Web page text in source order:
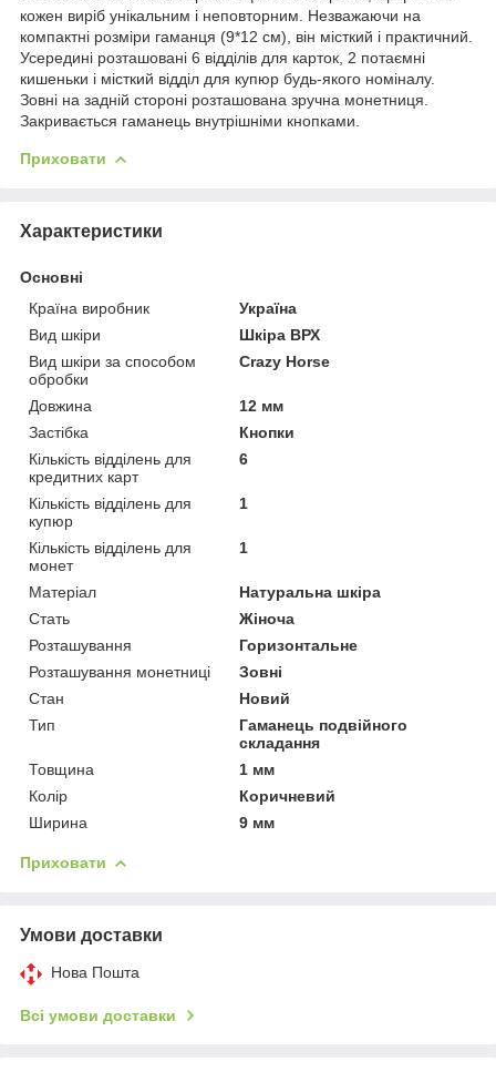
кожен виріб унікальним і неповторним. Незважаючи на
компактні розміри гаманця (9*12 см), він місткий і практичний.
Усередині розташовані 6 відділів для карток, 2 потаємні
кишеньки і місткий відділ для купюр будь-якого номіналу.
Зовні на задній стороні розташована зручна монетниця.
Закривається гаманець внутрішніми кнопками.
Приховати
Характеристики
Основні
Країна виробник
Україна
Вид шкіри
Шкіра ВРХ
Вид шкіри за способом
обробки
Crazy Horse
Довжина
12 мм
Застібка
Кнопки
Кількість відділень для
кредитних карт
6
Кількість відділень для
купюр
1
Кількість відділень для
монет
1
Матеріал
Натуральна шкіра
Стать
Жіноча
Розташування
Горизонтальне
Розташування монетниці
Зовні
Стан
Новий
Тип
Гаманець подвійного
складання
Товщина
1 мм
Колір
Коричневий
Ширина
9 мм
Приховати
Умови доставки
Нова Пошта
Всі умови доставки